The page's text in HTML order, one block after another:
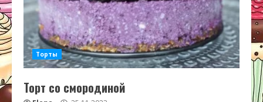
Торты
Торт со смородиной